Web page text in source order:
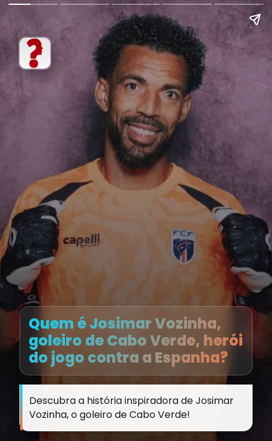
Quem é Josimar Vozinha,
goleiro de Cabo Verde, herói
do jogo contra a Espanha?
Descubra a história inspiradora de Josimar
Vozinha, o goleiro de Cabo Verde!